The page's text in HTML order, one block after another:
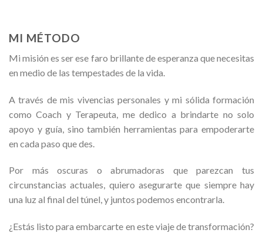
MI MÉTODO
Mi misión es ser ese faro brillante de esperanza que necesitas
en medio de las tempestades de la vida.
A través de mis vivencias personales y mi sólida formación
como Coach y Terapeuta, me dedico a brindarte no solo
apoyo y guía, sino también herramientas para empoderarte
en cada paso que des.
Por más oscuras o abrumadoras que parezcan tus
circunstancias actuales, quiero asegurarte que siempre hay
una luz al final del túnel, y juntos podemos encontrarla.
¿Estás listo para embarcarte en este viaje de transformación?